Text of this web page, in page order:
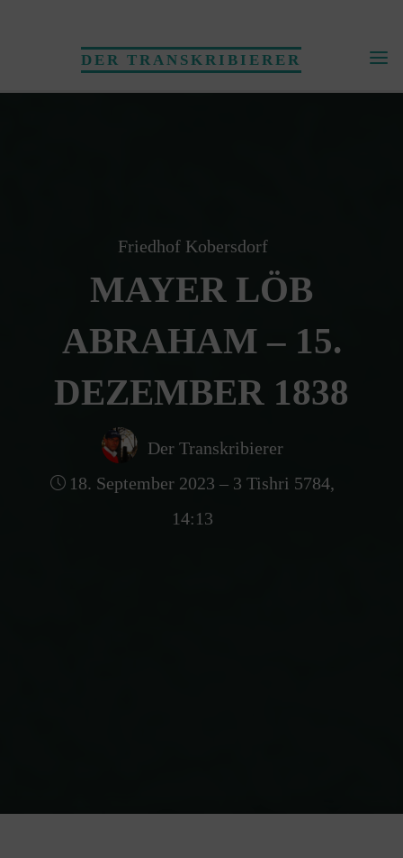
DER TRANSKRIBIERER
Friedhof Kobersdorf
MAYER LÖB
ABRAHAM – 15.
DEZEMBER 1838
Der Transkribierer
18. September 2023 – 3 Tishri 5784,
14:13